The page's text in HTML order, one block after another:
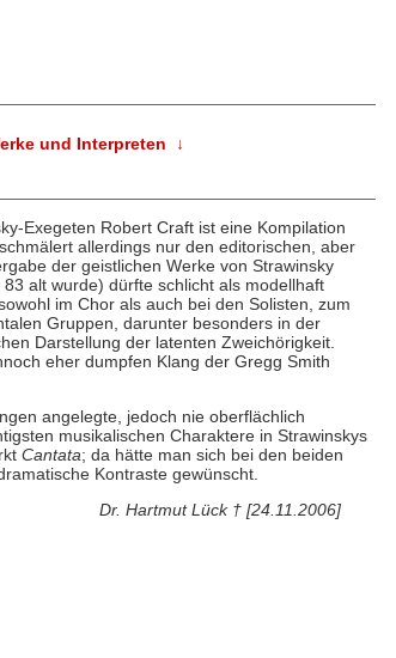
und Interpreten ↓
Exegeten Robert Craft ist eine Kompilation
allerdings nur den editorischen, aber
der geistlichen Werke von Strawinsky
alt wurde) dürfte schlicht als modellhaft
im Chor als auch bei den Solisten, zum
Gruppen, darunter besonders in der
Darstellung der latenten Zweichörigkeit.
eher dumpfen Klang der Gregg Smith
angelegte, jedoch nie oberflächlich
musikalischen Charaktere in Strawinskys
Cantata; da hätte man sich bei den beiden
Kontraste gewünscht.
Dr. Hartmut Lück † [24.11.2006]